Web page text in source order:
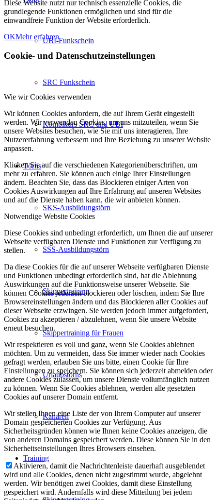
UBI-Funkschein
SRC Funkschein
Kombikurs SRC und UBI
Törns
SKS-Ausbildungstörn
SSS-Ausbildungstörn
Skippertraining
Skippertraining für Frauen
Urlaubstörns
Kanaren
Training
Diese Website nutzt nur technisch essenzielle Cookies, die
grundlegende Funktionen ermöglichen und sind für die
einwandfreie Funktion der Website erforderlich.
OKMehr erfahren
Cookie- und Datenschutzeinstellungen
Wie wir Cookies verwenden
Wir können Cookies anfordern, die auf Ihrem Gerät eingestellt
werden. Wir verwenden Cookies, um uns mitzuteilen, wenn Sie
unsere Websites besuchen, wie Sie mit uns interagieren, Ihre
Nutzererfahrung verbessern und Ihre Beziehung zu unserer Website
anpassen.
Klicken Sie auf die verschiedenen Kategorienüberschriften, um
mehr zu erfahren. Sie können auch einige Ihrer Einstellungen
ändern. Beachten Sie, dass das Blockieren einiger Arten von
Cookies Auswirkungen auf Ihre Erfahrung auf unseren Websites
und auf die Dienste haben kann, die wir anbieten können.
Notwendige Website Cookies
Diese Cookies sind unbedingt erforderlich, um Ihnen die auf unserer
Webseite verfügbaren Dienste und Funktionen zur Verfügung zu
stellen.
Da diese Cookies für die auf unserer Webseite verfügbaren Dienste
und Funktionen unbedingt erforderlich sind, hat die Ablehnung
Auswirkungen auf die Funktionsweise unserer Webseite. Sie
können Cookies jederzeit blockieren oder löschen, indem Sie Ihre
Browsereinstellungen ändern und das Blockieren aller Cookies auf
dieser Webseite erzwingen. Sie werden jedoch immer aufgefordert,
Cookies zu akzeptieren / abzulehnen, wenn Sie unsere Website
erneut besuchen.
Wir respektieren es voll und ganz, wenn Sie Cookies ablehnen
möchten. Um zu vermeiden, dass Sie immer wieder nach Cookies
gefragt werden, erlauben Sie uns bitte, einen Cookie für Ihre
Einstellungen zu speichern. Sie können sich jederzeit abmelden oder
andere Cookies zulassen, um unsere Dienste vollumfänglich nutzen
zu können. Wenn Sie Cookies ablehnen, werden alle gesetzten
Cookies auf unserer Domain entfernt.
Wir stellen Ihnen eine Liste der von Ihrem Computer auf unserer
Domain gespeicherten Cookies zur Verfügung. Aus
Sicherheitsgründen können wie Ihnen keine Cookies anzeigen, die
von anderen Domains gespeichert werden. Diese können Sie in den
Sicherheitseinstellungen Ihres Browsers einsehen.
Aktivieren, damit die Nachrichtenleiste dauerhaft ausgeblendet
wird und alle Cookies, denen nicht zugestimmt wurde, abgelehnt
werden. Wir benötigen zwei Cookies, damit diese Einstellung
gespeichert wird. Andernfalls wird diese Mitteilung bei jedem